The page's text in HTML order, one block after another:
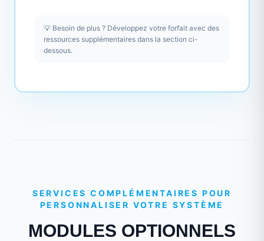
💡 Besoin de plus ? Développez votre forfait avec des
ressources supplémentaires dans la section ci-
dessous.
SERVICES COMPLÉMENTAIRES POUR
PERSONNALISER VOTRE SYSTÈME
MODULES OPTIONNELS